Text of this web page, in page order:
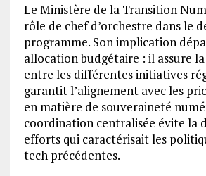
Le Ministère de la Transition
rôle de chef d’orchestre dans le
programme. Son implication
allocation budgétaire : il assure
entre les différentes initiatives
garantit l’alignement avec les
en matière de souveraineté
coordination centralisée évite la
efforts qui caractérisait les
tech précédentes.